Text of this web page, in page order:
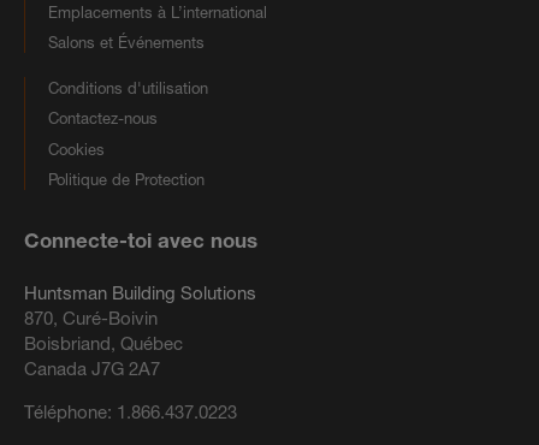
Emplacements à L’international
Salons et Événements
Conditions d'utilisation
Contactez-nous
Cookies
Politique de Protection
Connecte-toi avec nous
Huntsman Building Solutions
870, Curé-Boivin
Boisbriand, Québec
Canada J7G 2A7
Téléphone: 1.866.437.0223